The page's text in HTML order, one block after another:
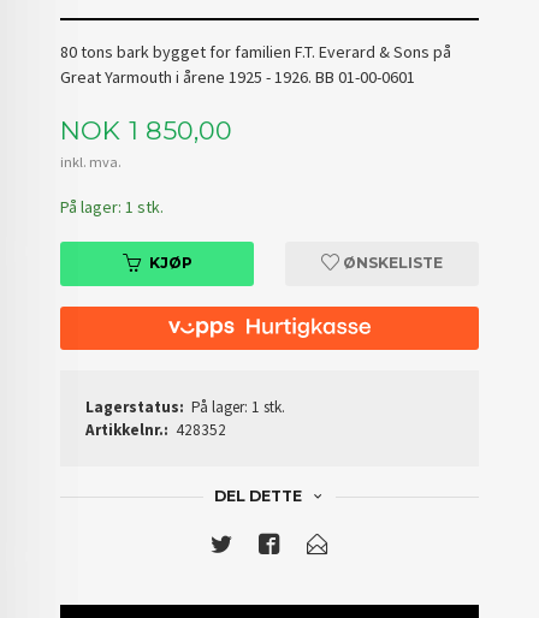
80 tons bark bygget for familien F.T. Everard & Sons på
Great Yarmouth i årene 1925 - 1926. BB 01-00-0601
Pris
NOK 1 850,00
inkl. mva.
På lager: 1 stk.
KJØP ØNSKELISTE
Lagerstatus: På lager: 1 stk.
Artikkelnr.: 428352
DEL DETTE